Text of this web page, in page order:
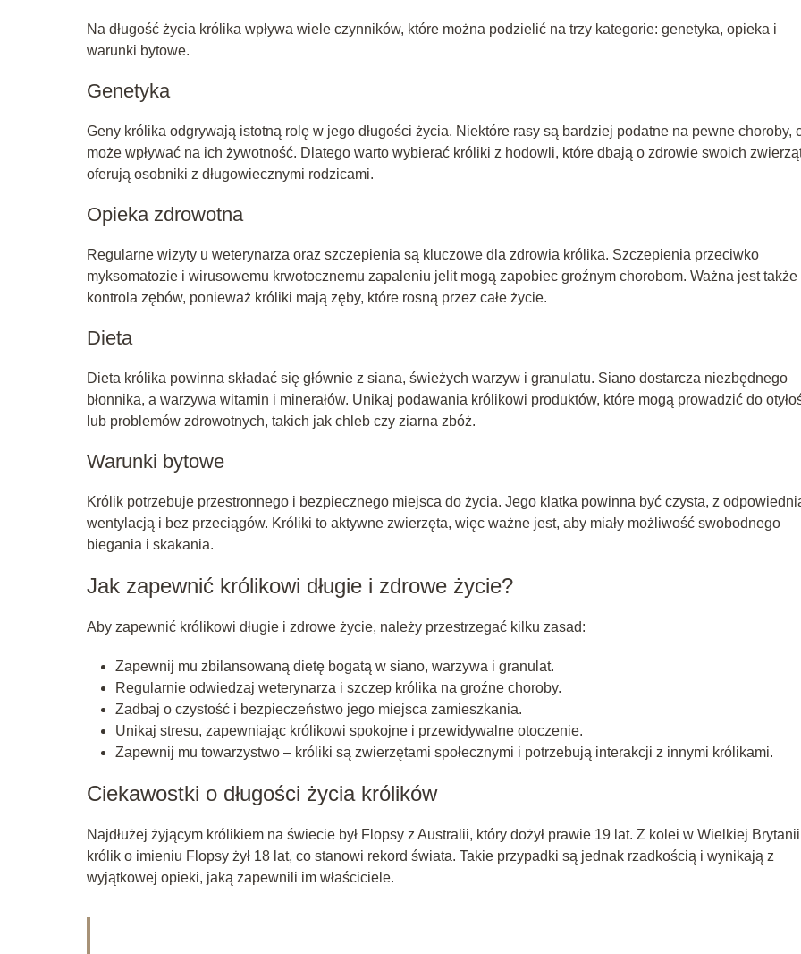
Na długość życia królika wpływa wiele czynników, które można podzielić na trzy kategorie: genetyka, opieka i
warunki bytowe.
Genetyka
Geny królika odgrywają istotną rolę w jego długości życia. Niektóre rasy są bardziej podatne na pewne choroby,
może wpływać na ich żywotność. Dlatego warto wybierać króliki z hodowli, które dbają o zdrowie swoich
oferują osobniki z długowiecznymi rodzicami.
Opieka zdrowotna
Regularne wizyty u weterynarza oraz szczepienia są kluczowe dla zdrowia królika. Szczepienia przeciwko
myksomatozie i wirusowemu krwotocznemu zapaleniu jelit mogą zapobiec groźnym chorobom. Ważna jest także
kontrola zębów, ponieważ króliki mają zęby, które rosną przez całe życie.
Dieta
Dieta królika powinna składać się głównie z siana, świeżych warzyw i granulatu. Siano dostarcza niezbędnego
błonnika, a warzywa witamin i minerałów. Unikaj podawania królikowi produktów, które mogą prowadzić do
lub problemów zdrowotnych, takich jak chleb czy ziarna zbóż.
Warunki bytowe
Królik potrzebuje przestronnego i bezpiecznego miejsca do życia. Jego klatka powinna być czysta, z
wentylacją i bez przeciągów. Króliki to aktywne zwierzęta, więc ważne jest, aby miały możliwość swobodnego
biegania i skakania.
Jak zapewnić królikowi długie i zdrowe życie?
Aby zapewnić królikowi długie i zdrowe życie, należy przestrzegać kilku zasad:
Zapewnij mu zbilansowaną dietę bogatą w siano, warzywa i granulat.
Regularnie odwiedzaj weterynarza i szczep królika na groźne choroby.
Zadbaj o czystość i bezpieczeństwo jego miejsca zamieszkania.
Unikaj stresu, zapewniając królikowi spokojne i przewidywalne otoczenie.
Zapewnij mu towarzystwo – króliki są zwierzętami społecznymi i potrzebują interakcji z innymi królikami.
Ciekawostki o długości życia królików
Najdłużej żyjącym królikiem na świecie był Flopsy z Australii, który dożył prawie 19 lat. Z kolei w Wielkiej Brytanii
królik o imieniu Flopsy żył 18 lat, co stanowi rekord świata. Takie przypadki są jednak rzadkością i wynikają z
wyjątkowej opieki, jaką zapewnili im właściciele.